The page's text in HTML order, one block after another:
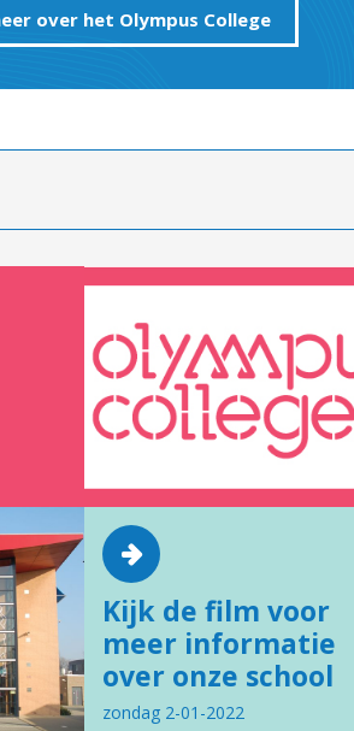
over het Olympus College
Kijk de film voor
meer informatie
over onze school
zondag 2-01-2022